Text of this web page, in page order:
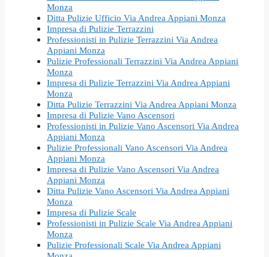
Monza
Ditta Pulizie Ufficio Via Andrea Appiani Monza
Impresa di Pulizie Terrazzini
Professionisti in Pulizie Terrazzini Via Andrea
Appiani Monza
Pulizie Professionali Terrazzini Via Andrea Appiani
Monza
Impresa di Pulizie Terrazzini Via Andrea Appiani
Monza
Ditta Pulizie Terrazzini Via Andrea Appiani Monza
Impresa di Pulizie Vano Ascensori
Professionisti in Pulizie Vano Ascensori Via Andrea
Appiani Monza
Pulizie Professionali Vano Ascensori Via Andrea
Appiani Monza
Impresa di Pulizie Vano Ascensori Via Andrea
Appiani Monza
Ditta Pulizie Vano Ascensori Via Andrea Appiani
Monza
Impresa di Pulizie Scale
Professionisti in Pulizie Scale Via Andrea Appiani
Monza
Pulizie Professionali Scale Via Andrea Appiani